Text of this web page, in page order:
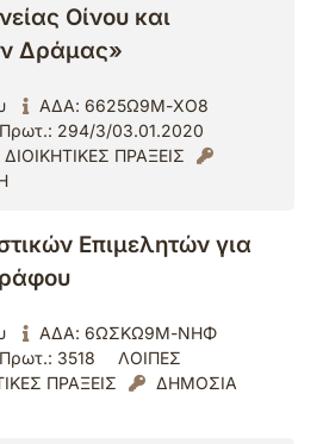
Οίνου και
Δράμας»
ΑΔΑ: 6625Ω9Μ-ΧΟ8
294/3/03.01.2020
ΠΡΑΞΕΙΣ
Επιμελητών για
ΑΔΑ: 6ΩΣΚΩ9Μ-ΝΗΦ
3518
ΛΟΙΠΕΣ
ΠΡΑΞΕΙΣ
ΔΗΜΟΣΙΑ